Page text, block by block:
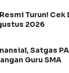
Turun! Cek
2026
Satgas
Guru SMA